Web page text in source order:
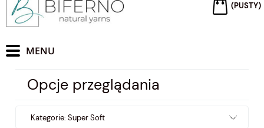
(PUSTY)
Opcje przeglądania
Kategorie: Super Soft